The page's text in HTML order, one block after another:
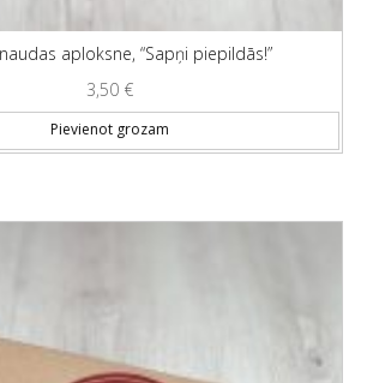
aploksne, “Sapņi piepildās!”
3,50 €
Pievienot grozam